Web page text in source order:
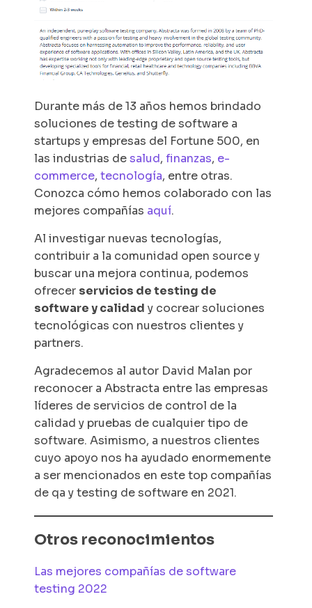
Durante más de 13 años hemos brindado
soluciones de testing de software a
startups y empresas del Fortune 500, en
las industrias desalud, finanzas, e-
commerce, tecnología, entre otras.
Conozca cómo hemos colaborado con las
mejores compañías aquí.
Al investigar nuevas tecnologías,
contribuir a la comunidad open sourcey
buscar una mejora continua, podemos
ofrecer servicios de testing de
software y calidad y cocrear soluciones
tecnológicas con nuestros clientes y
partners.
Agradecemos al autor David Malan por
reconocer a Abstracta entre las empresas
líderes de servicios de control de la
calidad y pruebas de cualquier tipo de
software. Asimismo, a nuestros clientes
cuyo apoyo nos ha ayudado enormemente
a ser mencionados en este top compañías
de qa y testing de software en 2021.
Otros reconocimientos
Las mejores compañías de software
testing 2022